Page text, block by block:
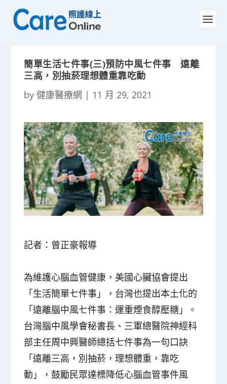
簡單生活七件事(三)預防中風七件事 遠離
三高，別抽菸理想體重靠吃動
by健康醫療網 | 11 月 29, 2021
記者：曾正豪報導
為維護心腦血管健康，美國心臟協會提出
「生活簡單七件事」，台灣也提出本土化的
「遠離腦中風七件事：運重煙食醇壓糖」。
台灣腦中風學會秘書長、三軍總醫院神經科
部主任周中興醫師總括七件事為一句口訣
「遠離三高，別抽菸，理想體重，靠吃
動」，鼓勵民眾達標降低心腦血管事件風